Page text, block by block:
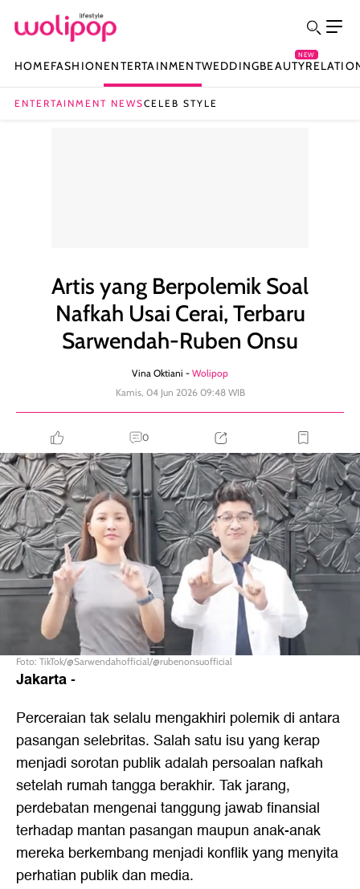
HOMEFASHIONENTERTAINMENTWEDDINGBEAUTY
NEW
ENTERTAINMENT NEWSCELEB STYLE
Artis yang Berpolemik Soal
Nafkah Usai Cerai, Terbaru
Sarwendah-Ruben Onsu
Vina Oktiani - Wolipop
Kamis, 04 Jun 2026 09:48 WIB
0
Foto: TikTok/@Sarwendahofficial/@rubenonsuofficial
Jakarta-
Perceraian tak selalu mengakhiri polemik di antara
pasangan selebritas. Salah satu isu yang kerap
menjadi sorotan publik adalah persoalan nafkah
setelah rumah tangga berakhir. Tak jarang,
perdebatan mengenai tanggung jawab finansial
terhadap mantan pasangan maupun anak-anak
mereka berkembang menjadi konflik yang menyita
perhatian publik dan media.